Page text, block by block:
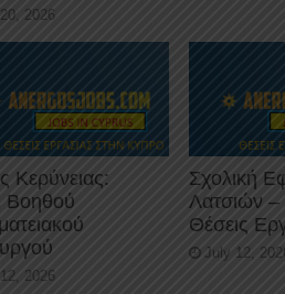
2026
Κερύνειας:
Βοηθού
2026
Σχολική
Λατσιών –
Θέσεις
July 12,